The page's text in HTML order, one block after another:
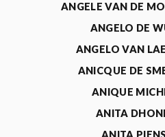
ANGELE VAN DE
ANGELO DE
ANGELO VAN
ANICQUE DE
ANIQUE
ANITA
ANITA